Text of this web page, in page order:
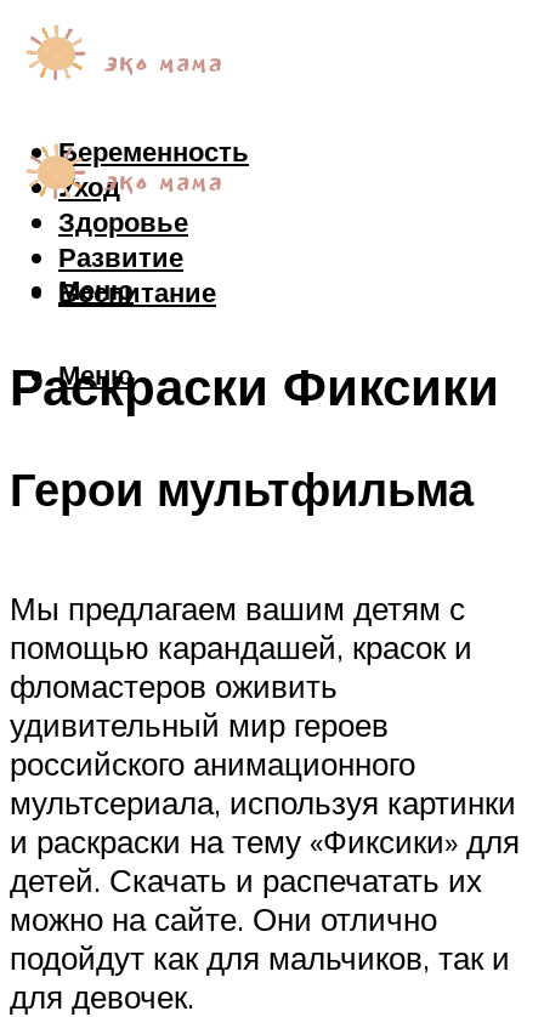
Беременность
Уход
Здоровье
Развитие
Воспитание
Меню
Меню
Раскраски Фиксики
Герои мультфильма
Мы предлагаем вашим детям с
помощью карандашей, красок и
фломастеров оживить
удивительный мир героев
российского анимационного
мультсериала, используя картинки
и раскраски на тему «Фиксики» для
детей. Скачать и распечатать их
можно на сайте. Они отлично
подойдут как для мальчиков, так и
для девочек.